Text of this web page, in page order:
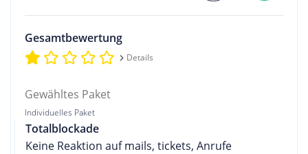
Gesamtbewertung
Details
Gewähltes Paket
Individuelles Paket
Totalblockade
Keine Reaktion auf mails, tickets, Anrufe